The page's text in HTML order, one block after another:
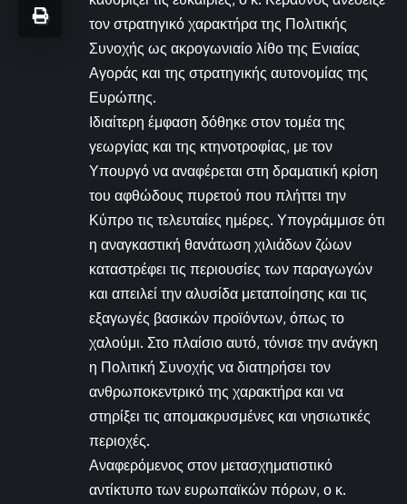
τον στρατηγικό χαρακτήρα της Πολιτικής
Συνοχής ως ακρογωνιαίο λίθο της Ενιαίας
Αγοράς και της στρατηγικής αυτονομίας της
Ευρώπης.
Ιδιαίτερη έμφαση δόθηκε στον τομέα της
γεωργίας και της κτηνοτροφίας, με τον
Υπουργό να αναφέρεται στη δραματική κρίση
του αφθώδους πυρετού που πλήττει την
Κύπρο τις τελευταίες ημέρες. Υπογράμμισε ότι
η αναγκαστική θανάτωση χιλιάδων ζώων
καταστρέφει τις περιουσίες των παραγωγών
και απειλεί την αλυσίδα μεταποίησης και τις
εξαγωγές βασικών προϊόντων, όπως το
χαλούμι. Στο πλαίσιο αυτό, τόνισε την ανάγκη
η Πολιτική Συνοχής να διατηρήσει τον
ανθρωποκεντρικό της χαρακτήρα και να
στηρίξει τις απομακρυσμένες και νησιωτικές
περιοχές.
Αναφερόμενος στον μετασχηματιστικό
αντίκτυπο των ευρωπαϊκών πόρων, ο κ.